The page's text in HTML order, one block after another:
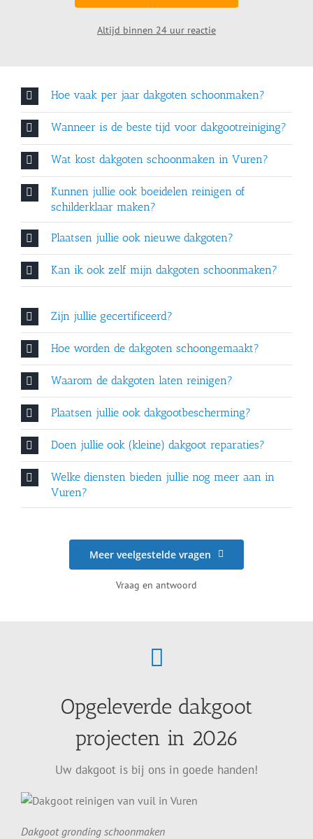
Altijd binnen 24 uur reactie
Hoe vaak per jaar dakgoten schoonmaken?
Wanneer is de beste tijd voor dakgootreiniging?
Wat kost dakgoten schoonmaken in Vuren?
Kunnen jullie ook boeidelen reinigen of
schilderklaar maken?
Plaatsen jullie ook nieuwe dakgoten?
Kan ik ook zelf mijn dakgoten schoonmaken?
Zijn jullie gecertificeerd?
Hoe worden de dakgoten schoongemaakt?
Waarom de dakgoten laten reinigen?
Plaatsen jullie ook dakgootbescherming?
Doen jullie ook (kleine) dakgoot reparaties?
Welke diensten bieden jullie nog meer aan in
Vuren?
Meer veelgestelde vragen
Vraag en antwoord
Opgeleverde dakgoot
projecten in 2026
Uw dakgoot is bij ons in goede handen!
Dakgoot gronding schoonmaken